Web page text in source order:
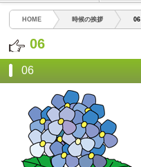
HOME 時候の挨拶 06
06
06